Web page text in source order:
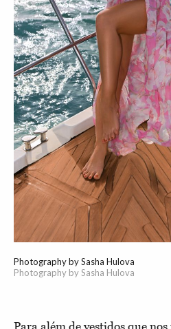
Photography by Sasha Hulova
Photography by Sasha Hulova